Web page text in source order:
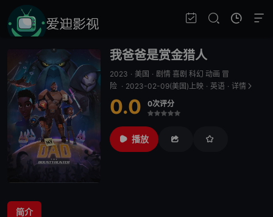
我爸爸是赏金猎人
2023 · 美国 · 剧情 喜剧 科幻 动画 冒
险 · 2023-02-09(美国)上映 · 英语 · 详情
0.0 0次评分
很差
较差
还行推荐力荐
播放
简介